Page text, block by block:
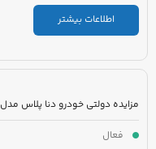
اطلاعات بیشتر
مزایده دولتی خودرو دنا پلاس مدل 1401 رنگ مشکی
فعال